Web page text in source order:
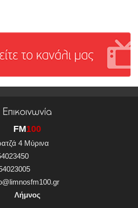
Επικοινωνία
FM100
4 Μύρινα
Λήμνος